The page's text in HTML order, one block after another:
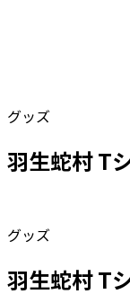
グッズ
羽生蛇村 T
グッズ
羽生蛇村 T